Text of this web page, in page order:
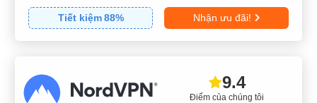
Tiết kiệm 88% Nhận ưu đãi!
Điểm của chúng tôi
9.4